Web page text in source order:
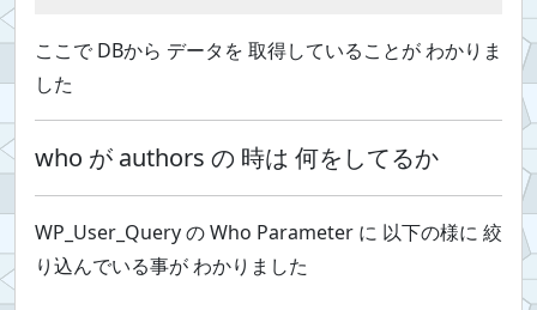
ここで DBから データを 取得していることが わかりま
した
who が authors の 時は 何をしてるか
WP_User_Query の Who Parameter に 以下の様に 絞
り込んでいる事が わかりました